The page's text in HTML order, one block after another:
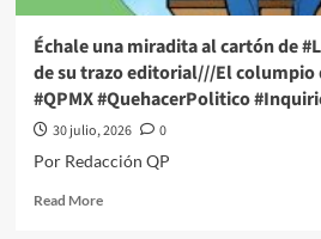
editorial///A
#QPMX
#QuehacerPolitico
#InquiriendoLaNoticia
Échale una miradita al cartón de
de su trazo editorial///El columpio
#QPMX #QuehacerPolitico
30 julio, 2026
0
Por Redacción QP
Read MoreRead